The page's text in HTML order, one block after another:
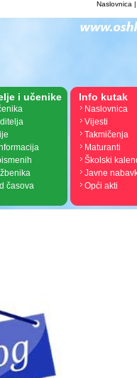
Naslovnica |
i učenike
časova
Info kutak
Naslovnica
Vijesti
Takmičenja
Maturanti
Školski
Javne
Opći akti